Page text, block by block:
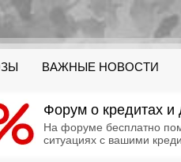
ВАЖНЫЕ НОВОСТИ
Форум о кредитах и
На форуме бесплатно
ситуациях с вашими